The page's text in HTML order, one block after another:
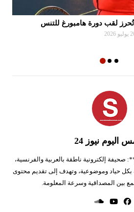
تُحرز لقب دورة هامبورغ للتنس
2026
اليوم نيوز 24
إلكترونية ناطقة بالعربية والفرنسية،
بكل حياد وموضوعية، وتهدف إلى تقديم محتوى
بين المصداقية وسرعة المعلومة.